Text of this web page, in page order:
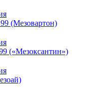
(Мезовартон)
(«Мезоксантин»)